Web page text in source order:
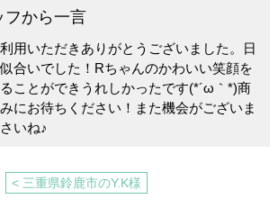
フから一言
用いただきありがとうございました。日
合いでした！Rちゃんのかわいい笑顔を
ことができうれしかったです(*´ω｀*)商
にお待ちください！また機会がございま
いね♪
< 三重県鈴鹿市のY.K様